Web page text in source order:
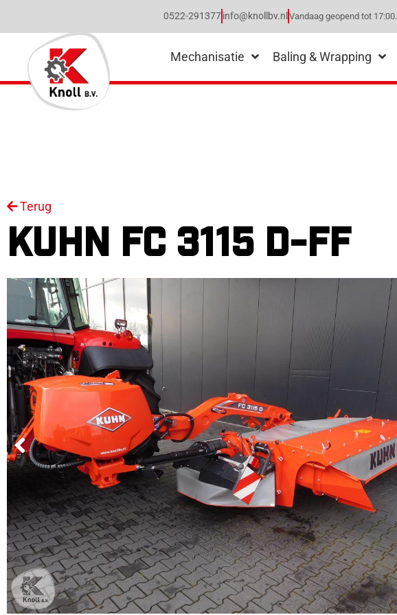
0522-291377info@knollbv.nl Vandaag geopend tot 17:00.
Mechanisatie Baling & Wrapping
Terug
KUHN FC 3115 D-FF